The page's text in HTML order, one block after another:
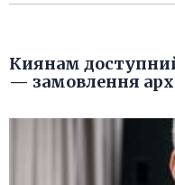
Киянам
— замовлення